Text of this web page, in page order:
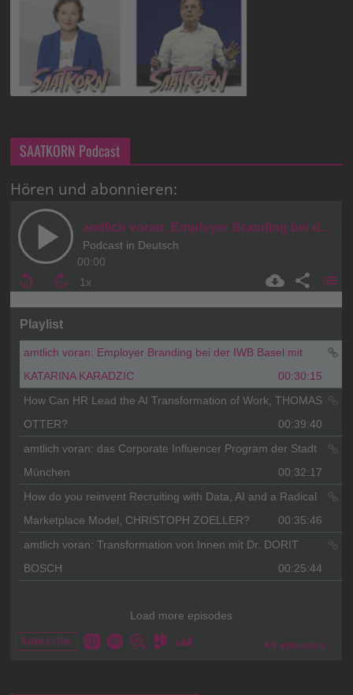
SAATKORN Podcast
Hören und abonnieren: